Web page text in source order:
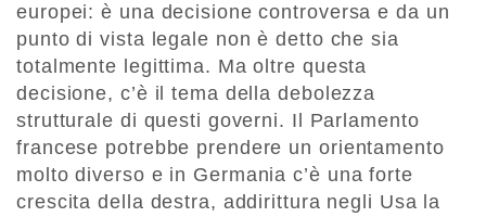
europei: è una decisione controversa e da un
punto di vista legale non è detto che sia
totalmente legittima. Ma oltre questa
decisione, c’è il tema della debolezza
strutturale di questi governi. Il Parlamento
francese potrebbe prendere un orientamento
molto diverso e in Germania c’è una forte
crescita della destra, addirittura negli Usa la